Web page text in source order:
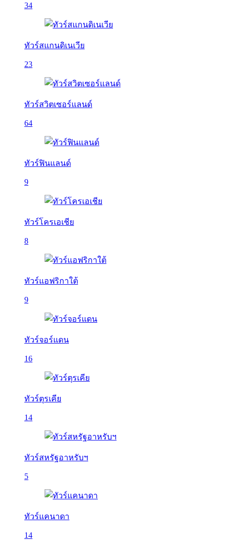
34
ทัวร์สแกนดิเนเวีย
23
ทัวร์สวิตเซอร์แลนด์
64
ทัวร์ฟินแลนด์
9
ทัวร์โครเอเชีย
8
ทัวร์แอฟริกาใต้
9
ทัวร์จอร์แดน
16
ทัวร์ตุรเคีย
14
ทัวร์สหรัฐอาหรับฯ
5
ทัวร์แคนาดา
14